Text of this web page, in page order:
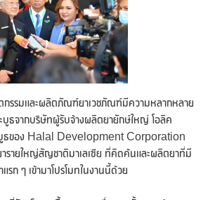
รรมและผลิตภัณฑ์ยาเวชภัณฑ์มีความหลากหลาย
ะบูธจากบริษัทผู้รับจ้างผลิตยายักษ์ใหญ่ โอลิค
บูธของ Halal Development Corporation
รายใหญ่สัญชาติมาเลเซีย ที่คิดค้นและผลิตยาที่มี
แรก ๆ เข้ามาโปรโมทในงานนี้ด้วย